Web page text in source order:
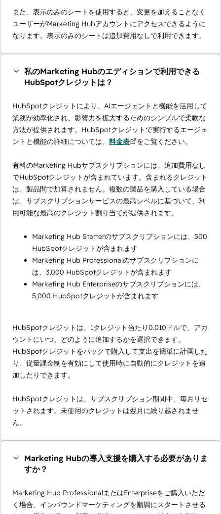
また、表示のみのシートを使用すると、変更を加えることなく
ユーザーがMarketing Hubアカウントにアクセスできるように
なります。表示のみのシートは追加費用なしで利用できます。
私のMarketing Hubのエディションで利用できる
HubSpotクレジットは？
HubSpotクレジットにより、AIエージェントと機能を活用して
業務が効率化され、影響力を拡大するためのシンプルで柔軟な
方法が提供されます。HubSpotクレジットで実行するエージェ
ントと機能の詳細については、 料金表 をご覧ください。
有料のMarketing Hubサブスクリプションには、追加費用なし
でHubSpotクレジットが含まれています。含まれるクレジット
は、製品間で加算されません。複数の製品を購入している場合
は、サブスクリプションサービスの最高レベルに基づいて、利
用可能な最高のクレジット割り当てが提供されます。
Marketing Hub Starterのサブスクリプションには、500
HubSpotクレジットが含まれます
Marketing Hub Professionalのサブスクリプションに
は、3,000 HubSpotクレジットが含まれます
Marketing Hub Enterpriseのサブスクリプションには、
5,000 HubSpotクレジットが含まれます
HubSpotクレジットは、1クレジット当たり0.010ドルで、アカ
ウントにいつ、どのように追加するかを選択できます。
HubSpotクレジットをパックで購入して支出を簡単に計画した
り、従量課金制を有効にして使用時に自動的にクレジットを追
加したりできます。
HubSpotクレジットは、サブスクリプション期間中、毎月リセ
ットされます。未使用のクレジットは翌月に繰り越されませ
ん。
Marketing Hubの導入支援を購入する必要がありま
すか？
Marketing Hub ProfessionalまたはEnterpriseをご購入いただ
く場合、インバウンドマーケティングを順調にスタートさせる